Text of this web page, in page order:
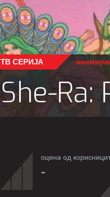
ТВ СЕРИЈА
She-
оцена од
-